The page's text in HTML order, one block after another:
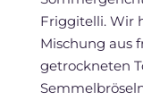
Friggitelli. Wir
Mischung aus
getrockneten